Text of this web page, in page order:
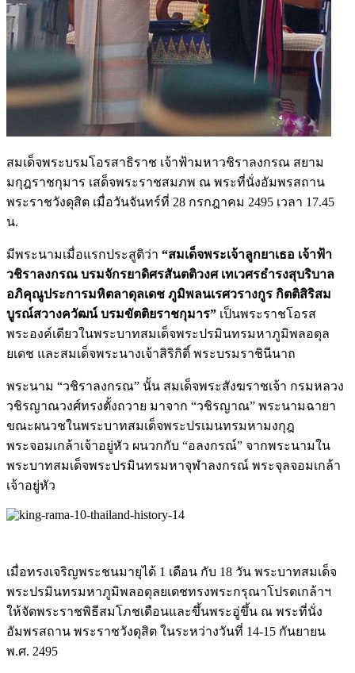
สมเด็จพระบรมโอรสาธิราช เจ้าฟ้ามหาวชิราลงกรณ สยาม
มกุฎราชกุมาร เสด็จพระราชสมภพ ณ พระที่นั่งอัมพรสถาน
พระราชวังดุสิต เมื่อวันจันทร์ที่ 28 กรกฎาคม 2495 เวลา 17.45
น.
มีพระนามเมื่อแรกประสูติว่า “สมเด็จพระเจ้าลูกยาเธอ เจ้าฟ้า
วชิราลงกรณ บรมจักรยาดิศรสันตติวงศ เทเวศรธำรงสุบริบาล
อภิคุณูประการมหิตลาดุลเดช ภูมิพลนเรศวรางกูร กิตติสิริสม
บูรณ์สวางควัฒน์บรมขัตติยราชกุมาร” เป็นพระราชโอรส
พระองค์เดียวในพระบาทสมเด็จพระปรมินทรมหาภูมิพลอดุล
ยเดช และสมเด็จพระนางเจ้าสิริกิติ์ พระบรมราชินีนาถ
พระนาม “วชิราลงกรณ” นั้น สมเด็จพระสังฆราชเจ้า กรมหลวง
วชิรญาณวงศ์ทรงตั้งถวาย มาจาก “วชิรญาณ” พระนามฉายา
ขณะผนวชในพระบาทสมเด็จพระปรเมนทรมหามงกุฎ
พระจอมเกล้าเจ้าอยู่หัว ผนวกกับ “อลงกรณ์” จากพระนามใน
พระบาทสมเด็จพระปรมินทรมหาจุฬาลงกรณ์ พระจุลจอมเกล้า
เจ้าอยู่หัว
เมื่อทรงเจริญพระชนมายุได้ 1 เดือน กับ 18 วัน พระบาทสมเด็จ
พระปรมินทรมหาภูมิพลอดุลยเดชทรงพระกรุณาโปรดเกล้าฯ
ให้จัดพระราชพิธีสมโภชเดือนและขึ้นพระอู่ขึ้น ณ พระที่นั่ง
อัมพรสถาน พระราชวังดุสิต ในระหว่างวันที่ 14-15 กันยายน
พ.ศ. 2495